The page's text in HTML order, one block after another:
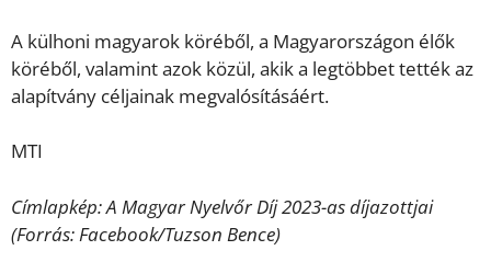
A külhoni magyarok köréből, a Magyarországon élők
köréből, valamint azok közül, akik a legtöbbet tették az
alapítvány céljainak megvalósításáért.
MTI
Címlapkép: A Magyar Nyelvőr Díj 2023-as díjazottjai
(Forrás: Facebook/Tuzson Bence)